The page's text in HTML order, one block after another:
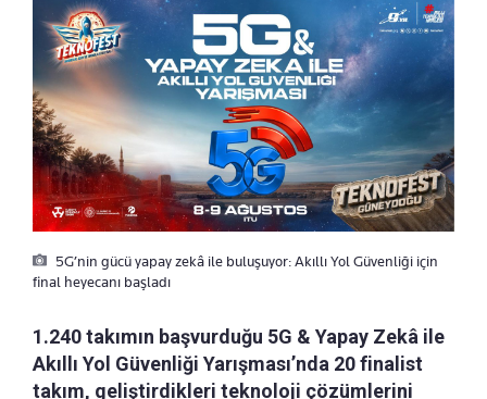
5G’nin gücü yapay zekâ ile buluşuyor: Akıllı Yol Güvenliği için
final heyecanı başladı
1.240 takımın başvurduğu 5G & Yapay Zekâ ile
Akıllı Yol Güvenliği Yarışması’nda 20 finalist
takım, geliştirdikleri teknoloji çözümlerini